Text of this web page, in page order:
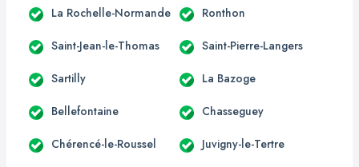
La Rochelle-Normande Ronthon
Saint-Jean-le-Thomas Saint-Pierre-Langers
Sartilly La Bazoge
Bellefontaine Chasseguey
Chérencé-le-Roussel Juvigny-le-Tertre